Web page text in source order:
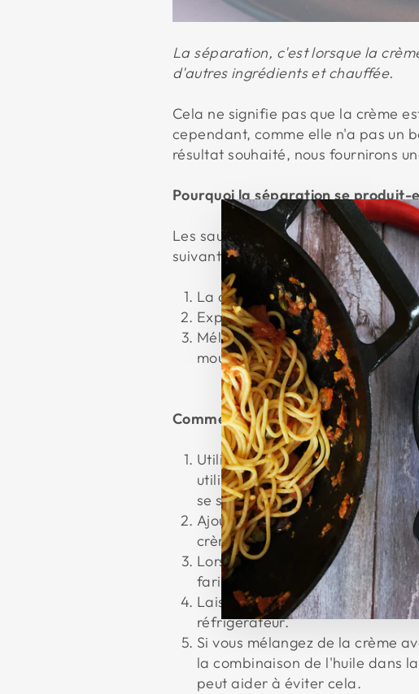
La séparation, c'est lorsque la
d'autres ingrédients et chauffée.
Cela ne signifie pas que la crème
cependant, comme elle n'a pas un
résultat souhaité, nous fournirons
Pourquoi la séparation se produit-
Les sauces faites avec du lait ou
suivantes sont les plus courantes.
La crème à faible teneur en
Exposer la crème à une
Mélanger la crème avec
moutarde peut provoquer une
Comment peut-on prévenir la
Utilisez une alternative à plus
utiliser de la crème de cuisson,
se séparer.
Ajoutez la crème à la fin au lieu
crème/le lait.
Lorsque vous devez ajouter la
farine tout usage par DL de
Laissez la crème/le lait
réfrigérateur.
Si vous mélangez de la crème
la combinaison de l'huile dans
peut aider à éviter cela.